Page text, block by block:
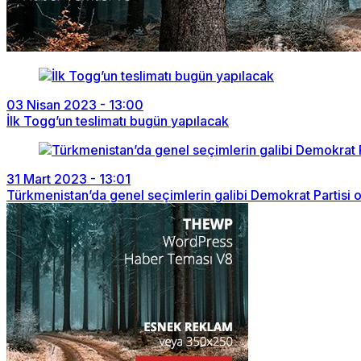
03 Nisan 2023 - 13:00
İlk Togg’un teslimatı bugün yapılacak
31 Mart 2023 - 13:01
Türkmenistan’da genel seçimlerin galibi Demokrat Partisi